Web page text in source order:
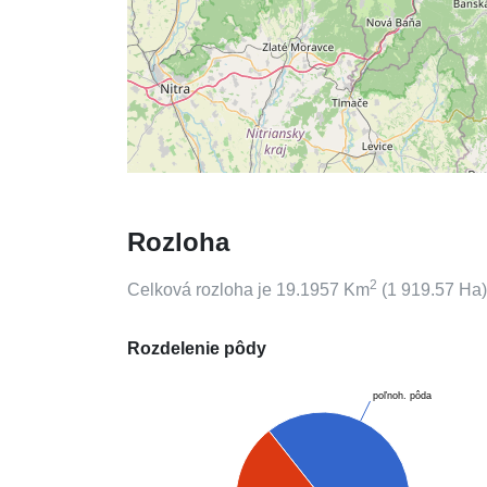
Rozloha
Celková rozloha je 19.1957 Km2 (1 919.57
Rozdelenie pôdy
poľnoh. pôda